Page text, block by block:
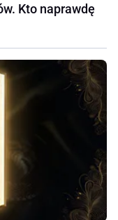
Kto naprawdę